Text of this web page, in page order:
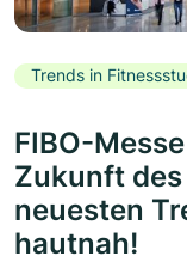
Trends in
FIBO-
Zukunft
neuesten
hautnah!